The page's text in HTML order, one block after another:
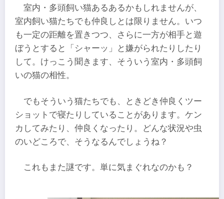
室内・多頭飼い猫あるあるかもしれませんが、
室内飼い猫たちでも仲良しとは限りません。いつ
も一定の距離を置きつつ、さらに一方が相手と遊
ぼうとすると「シャーッ」と嫌がられたりしたり
して。けっこう聞きます、そういう室内・多頭飼
いの猫の相性。
でもそういう猫たちでも、ときどき仲良くツー
ショットで寝たりしていることがあります。ケン
カしてみたり、仲良くなったり。どんな状況や虫
のいどころで、そうなるんでしょうね？
これもまた謎です。単に気まぐれなのかも？